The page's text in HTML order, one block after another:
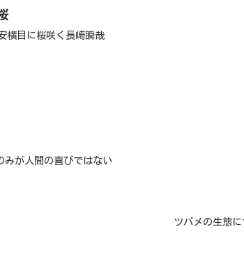
横目に桜咲く長崎瞬哉
みが人間の喜びではない
ツバメの生態に